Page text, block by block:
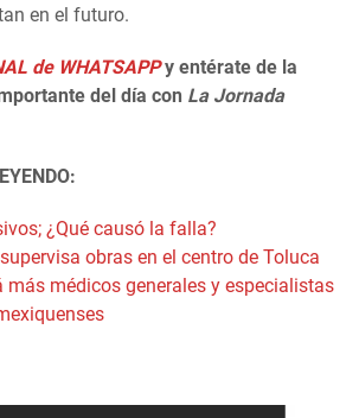
en el futuro.
de WHATSAPPy entérate de la
del día con La Jornada
¿Qué causó la falla?
obras en el centro de Toluca
más médicos generales y especialistas